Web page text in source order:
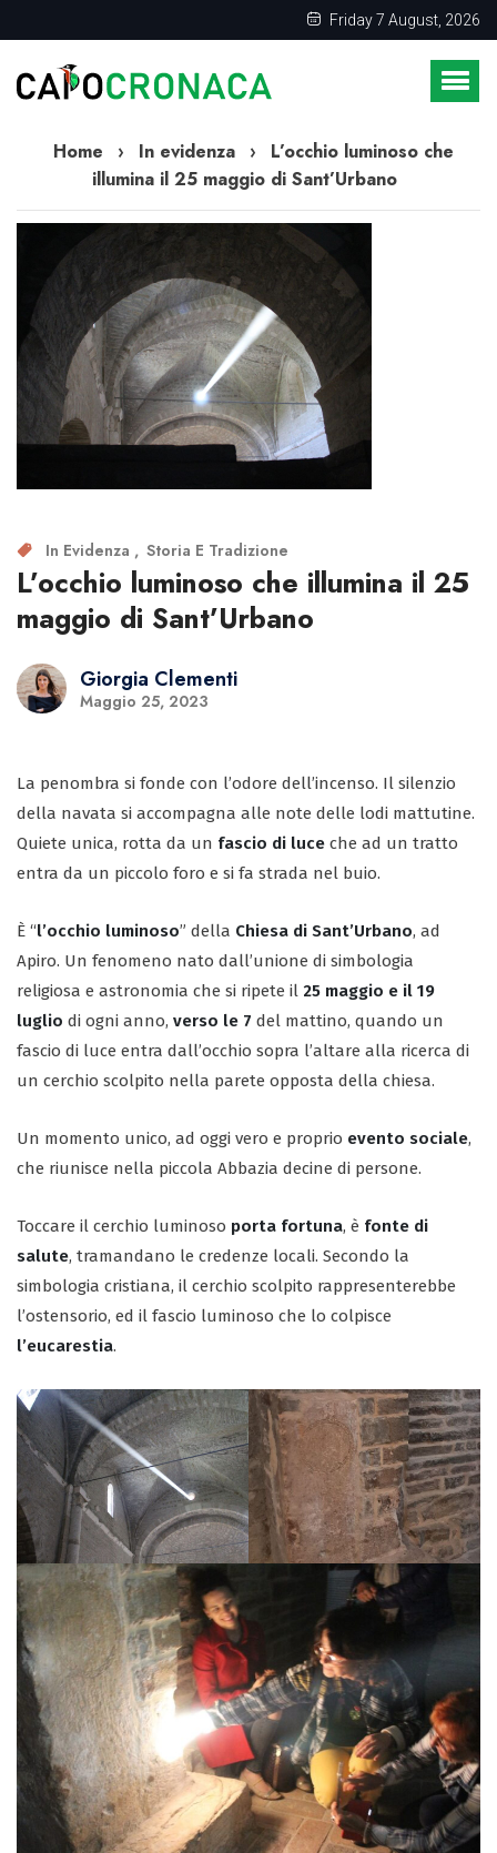
Friday 7 August, 2026
Home › In evidenza ›
L’occhio luminoso che
illumina il 25 maggio di Sant’Urbano
In Evidenza Storia E Tradizione
L’occhio luminoso che illumina il 25
maggio di Sant’Urbano
Giorgia Clementi
Maggio 25, 2023
La penombra si fonde con l’odore dell’incenso. Il silenzio
della navata si accompagna alle note delle lodi mattutine.
Quiete unica, rotta da un fascio di luce che ad un tratto
entra da un piccolo foro e si fa strada nel buio.
È “l’occhio luminoso” della Chiesa di Sant’Urbano, ad
Apiro. Un fenomeno nato dall’unione di simbologia
religiosa e astronomia che si ripete il 25 maggio e il 19
luglio di ogni anno, verso le 7 del mattino, quando un
fascio di luce entra dall’occhio sopra l’altare alla ricerca di
un cerchio scolpito nella parete opposta della chiesa.
Un momento unico, ad oggi vero e proprio evento sociale,
che riunisce nella piccola Abbazia decine di persone.
Toccare il cerchio luminoso porta fortuna, è fonte di
salute, tramandano le credenze locali. Secondo la
simbologia cristiana, il cerchio scolpito rappresenterebbe
l’ostensorio, ed il fascio luminoso che lo colpisce
l’eucarestia.